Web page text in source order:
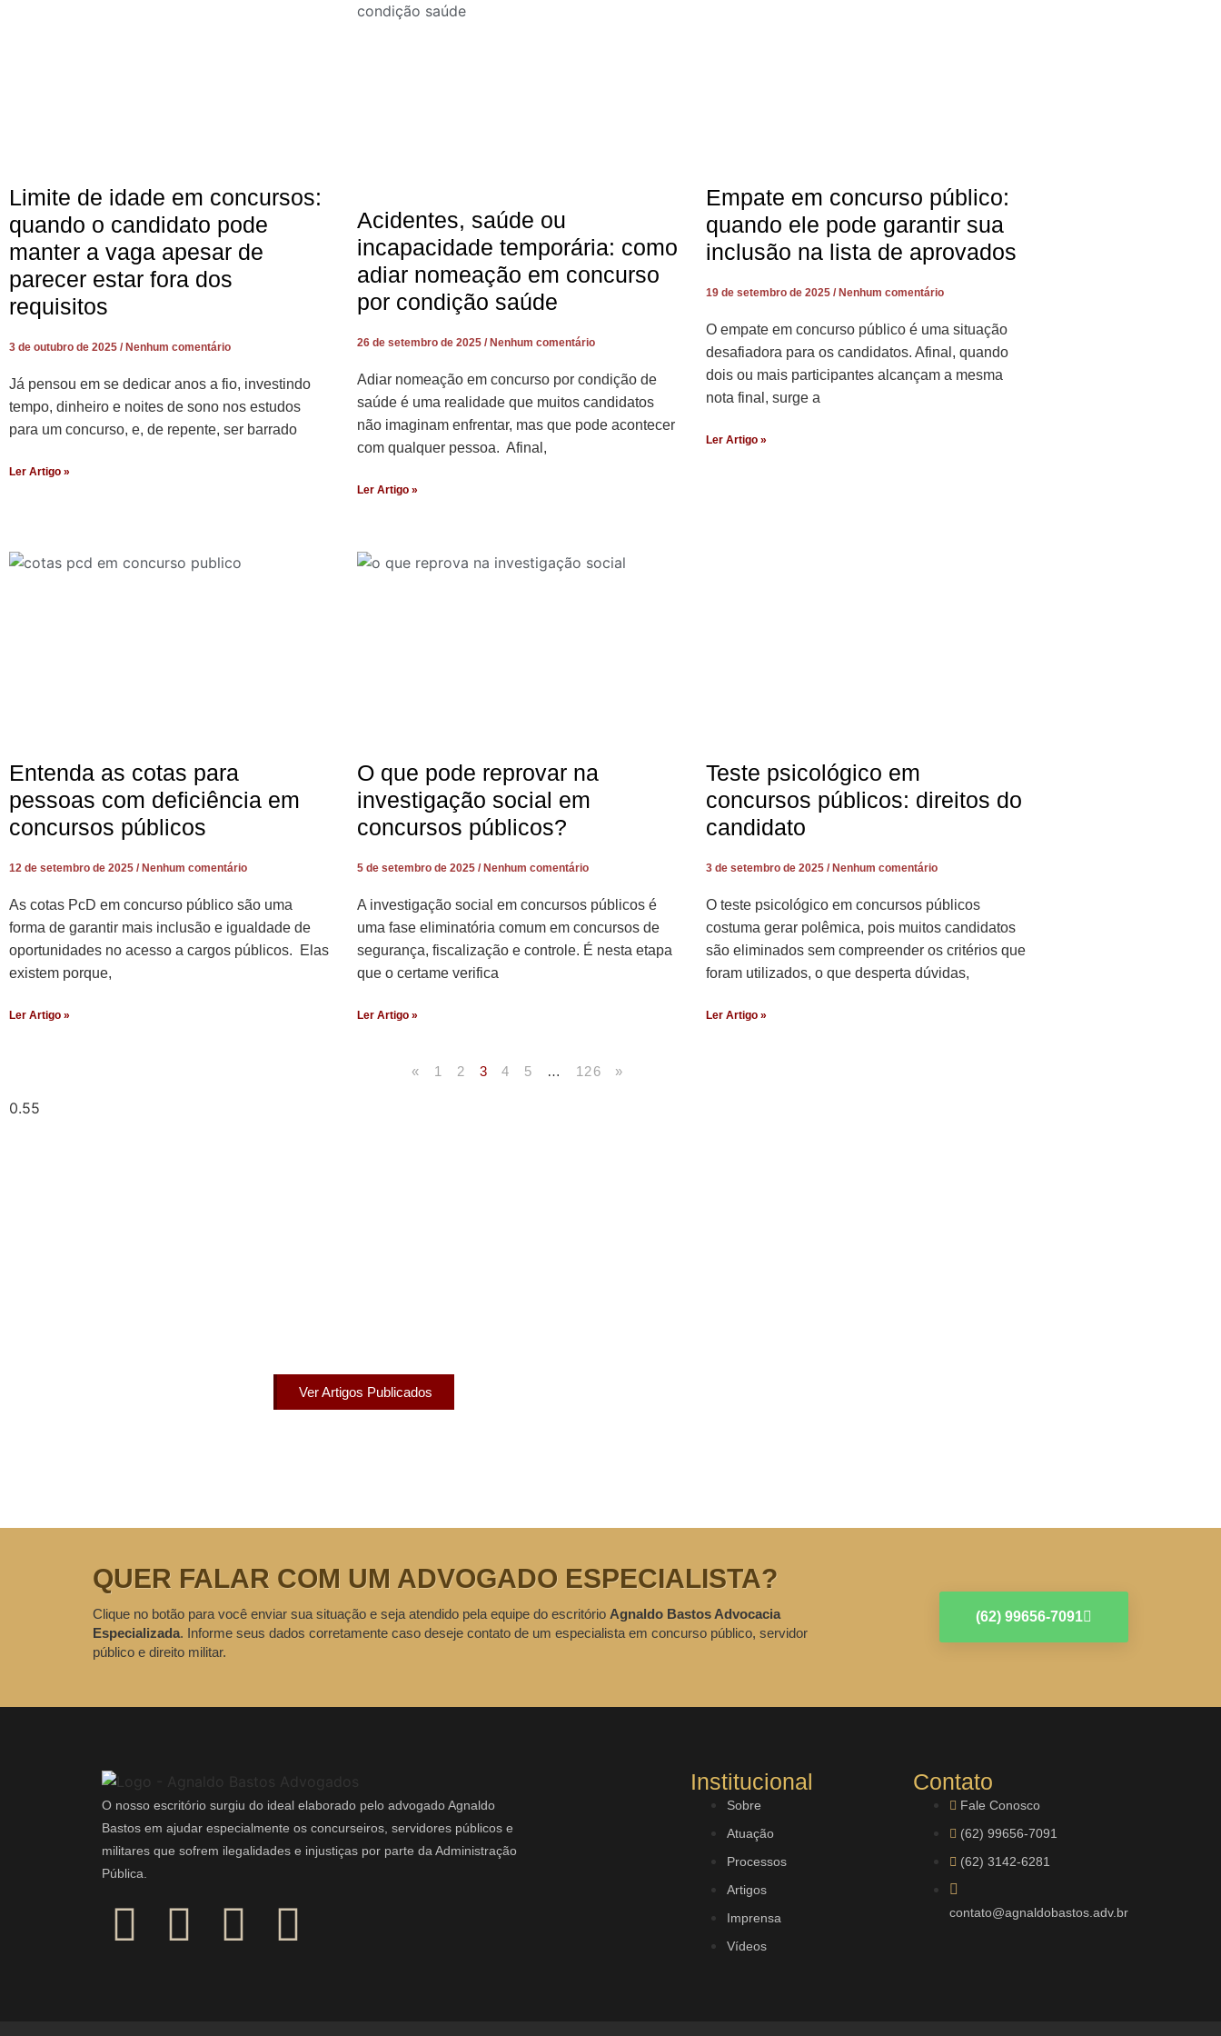
Limite de idade em concursos:
quando o candidato pode
manter a vaga apesar de
parecer estar fora dos
requisitos
3 de outubro de 2025 Nenhum comentário
Já pensou em se dedicar anos a fio, investindo
tempo, dinheiro e noites de sono nos estudos
para um concurso, e, de repente, ser barrado
Ler Artigo »
Acidentes, saúde ou
incapacidade temporária: como
adiar nomeação em concurso
por condição saúde
26 de setembro de 2025 Nenhum comentário
Adiar nomeação em concurso por condição de
saúde é uma realidade que muitos candidatos
não imaginam enfrentar, mas que pode acontecer
com qualquer pessoa. Afinal,
Ler Artigo »
Empate em concurso público:
quando ele pode garantir sua
inclusão na lista de aprovados
19 de setembro de 2025 Nenhum comentário
O empate em concurso público é uma situação
desafiadora para os candidatos. Afinal, quando
dois ou mais participantes alcançam a mesma
nota final, surge a
Ler Artigo »
Entenda as cotas para
pessoas com deficiência em
concursos públicos
12 de setembro de 2025 Nenhum comentário
As cotas PcD em concurso público são uma
forma de garantir mais inclusão e igualdade de
oportunidades no acesso a cargos públicos. Elas
existem porque,
Ler Artigo »
O que pode reprovar na
investigação social em
concursos públicos?
5 de setembro de 2025 Nenhum comentário
A investigação social em concursos públicos é
uma fase eliminatória comum em concursos de
segurança, fiscalização e controle. É nesta etapa
que o certame verifica
Ler Artigo »
Teste psicológico em
concursos públicos: direitos do
candidato
3 de setembro de 2025 Nenhum comentário
O teste psicológico em concursos públicos
costuma gerar polêmica, pois muitos candidatos
são eliminados sem compreender os critérios que
foram utilizados, o que desperta dúvidas,
Ler Artigo »
« 1 2 3 4 5 … 126 »
Ver Artigos Publicados
QUER FALAR COM UM ADVOGADO ESPECIALISTA?
Clique no botão para você enviar sua situação e seja atendido pela equipe do escritório Agnaldo Bastos Advocacia
Especializada. Informe seus dados corretamente caso deseje contato de um especialista em concurso público, servidor
público e direito militar.
(62) 99656-7091
O nosso escritório surgiu do ideal elaborado pelo advogado Agnaldo
Bastos em ajudar especialmente os concurseiros, servidores públicos e
militares que sofrem ilegalidades e injustiças por parte da Administração
Pública.
Institucional
Sobre
Atuação
Processos
Artigos
Imprensa
Vídeos
Contato
Fale Conosco
(62) 99656-7091
(62) 3142-6281
contato@agnaldobastos.adv.br